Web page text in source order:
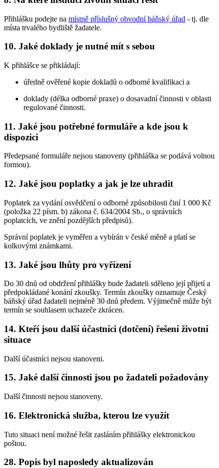
Přihlášku podejte na místně příslušný obvodní báňský úřad - tj. dle
místa trvalého bydliště žadatele.
10. Jaké doklady je nutné mít s sebou
K přihlášce se přikládají:
úředně ověřené kopie dokladů o odborné kvalifikaci a
doklady (délka odborné praxe) o dosavadní činnosti v oblasti
regulované činnosti.
11. Jaké jsou potřebné formuláře a kde jsou k
dispozici
Předepsané formuláře nejsou stanoveny (přihláška se podává volnou
formou).
12. Jaké jsou poplatky a jak je lze uhradit
Poplatek za vydání osvědčení o odborné způsobilosti činí 1 000 Kč
(položka 22 písm. b) zákona č. 634/2004 Sb., o správních
poplatcích, ve znění pozdějších předpisů).
Správní poplatek je vyměřen a vybírán v české měně a platí se
kolkovými známkami.
13. Jaké jsou lhůty pro vyřízení
Do 30 dnů od obdržení přihlášky bude žadateli sděleno její přijetí a
předpokládané konání zkoušky. Termín zkoušky oznamuje Český
báňský úřad žadateli nejméně 30 dnů předem. Výjimečně může být
termín se souhlasem uchazeče zkrácen.
14. Kteří jsou další účastníci (dotčení) řešení životní
situace
Další účastníci nejsou stanoveni.
15. Jaké další činnosti jsou po žadateli požadovány
Další činnosti nejsou stanoveny.
16. Elektronická služba, kterou lze využít
Tuto situaci není možné řešit zasláním přihlášky elektronickou
poštou.
28. Popis byl naposledy aktualizován